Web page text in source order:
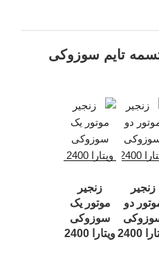
تایم سوزوکی
زنجیر
دو
2400
زنجیر
موتور یک
سوزوکی
ویتارا 2400